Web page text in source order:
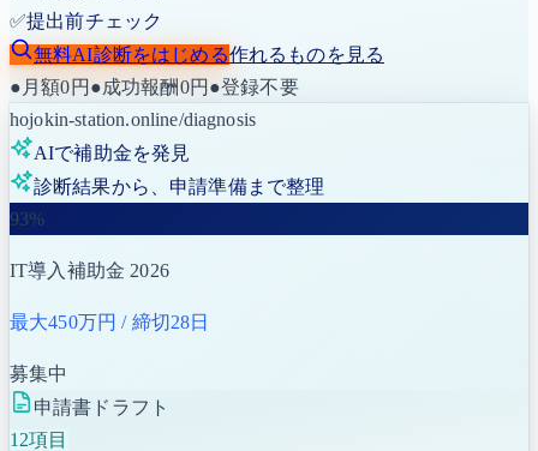
✅提出前チェック
無料AI診断をはじめる作れるものを見る
● 月額0円 ●成功報酬0円 ●登録不要
hojokin-station.online/diagnosis
AIで補助金を発見
診断結果から、申請準備まで整理
93%
IT導入補助金 2026
最大450万円/ 締切28日
募集中
申請書ドラフト
12項目